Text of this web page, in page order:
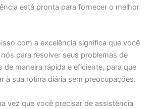
está pronta para fornecer o melhor
com a excelência significa que você
para resolver seus problemas de
de maneira rápida e eficiente, para que
à sua rotina diária sem preocupações.
vez que você precisar de assistência